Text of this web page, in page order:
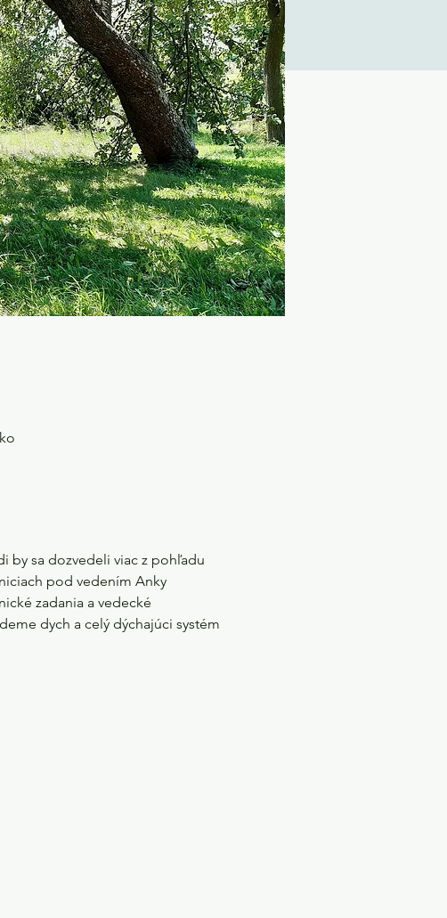
by sa dozvedeli viac z pohľadu
pod vedením Anky
zadania a vedecké
dych a celý dýchajúci systém